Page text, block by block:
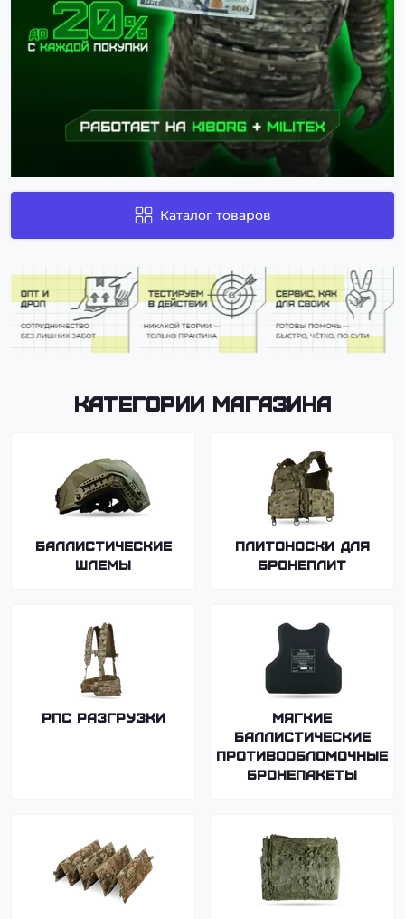
Каталог товаров
Категории магазина
Баллистические
шлемы
Плитоноски для
бронеплит
РПС Разгрузки
Мягкие
баллистические
противообломочные
бронепакеты